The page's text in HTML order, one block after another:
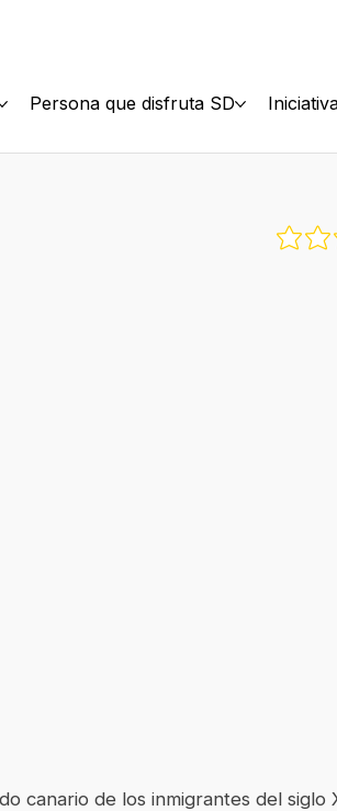
Persona que disfruta SD
canario de los inmigrantes del siglo
Aún